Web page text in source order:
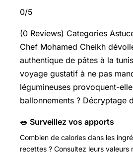
0/5
(0 Reviews) Categories
Chef Mohamed Cheikh
authentique de pâtes à la
voyage gustatif à ne pas
légumineuses provoquent-
ballonnements ? Décryptage
🥗 Surveillez vos apports
Combien de calories dans les
recettes ? Consultez leurs valeurs